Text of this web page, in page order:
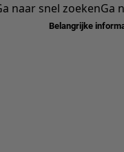
naar snel zoekenGa
Belangrijke